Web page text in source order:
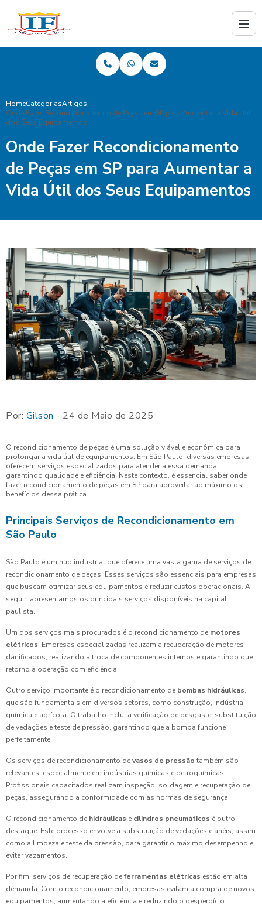
HomeCategoriasArtigos
Onde Fazer Recondicionamento de Peças em SP para Aumentar a Vida Útil
dos Seus Equipamentos
Onde Fazer Recondicionamento
de Peças em SP para Aumentar a
Vida Útil dos Seus Equipamentos
Por: Gilson - 24 de Maio de 2025
O recondicionamento de peças é uma solução viável e econômica para
prolongar a vida útil de equipamentos. Em São Paulo, diversas empresas
oferecem serviços especializados para atender a essa demanda,
garantindo qualidade e eficiência. Neste contexto, é essencial saber onde
fazer recondicionamento de peças em SP para aproveitar ao máximo os
benefícios dessa prática.
Principais Serviços de Recondicionamento em
São Paulo
São Paulo é um hub industrial que oferece uma vasta gama de serviços de
recondicionamento de peças. Esses serviços são essenciais para empresas
que buscam otimizar seus equipamentos e reduzir custos operacionais. A
seguir, apresentamos os principais serviços disponíveis na capital
paulista.
Um dos serviços mais procurados é o recondicionamento de motores
elétricos. Empresas especializadas realizam a recuperação de motores
danificados, realizando a troca de componentes internos e garantindo que
retorno à operação com eficiência.
Outro serviço importante é o recondicionamento de bombas hidráulicas,
que são fundamentais em diversos setores, como construção, indústria
química e agrícola. O trabalho inclui a verificação de desgaste, substituição
de vedações e teste de pressão, garantindo que a bomba funcione
perfeitamente.
Os serviços de recondicionamento devasos de pressão também são
relevantes, especialmente em indústrias químicas e petroquímicas.
Profissionais capacitados realizam inspeção, soldagem e recuperação de
peças, assegurando a conformidade com as normas de segurança.
O recondicionamento de hidráulicas e cilindros pneumáticos é outro
destaque. Este processo envolve a substituição de vedações e anéis, assim
como a limpeza e teste da pressão, para garantir o máximo desempenho e
evitar vazamentos.
Por fim, serviços de recuperação deferramentas elétricas estão em alta
demanda. Com o recondicionamento, empresas evitam a compra de novos
equipamentos, aumentando a eficiência e reduzindo o desperdício.